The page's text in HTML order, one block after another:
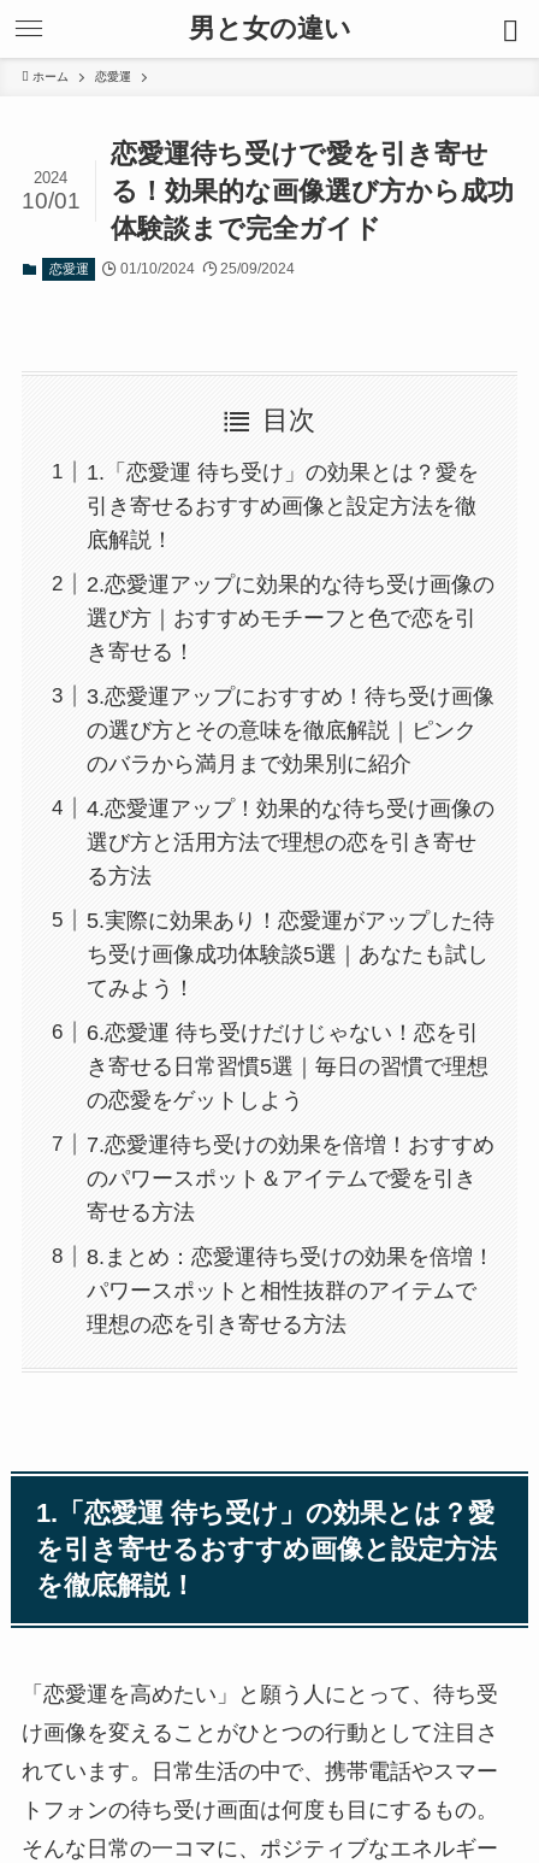
男と女の違い
ホーム 恋愛運
恋愛運待ち受けで愛を引き寄せ
る！効果的な画像選び方から成功
体験談まで完全ガイド
2024
10/01
恋愛運 01/10/2024 25/09/2024
目次
1.「恋愛運 待ち受け」の効果とは？愛を
引き寄せるおすすめ画像と設定方法を徹
底解説！
2.恋愛運アップに効果的な待ち受け画像の
選び方｜おすすめモチーフと色で恋を引
き寄せる！
3.恋愛運アップにおすすめ！待ち受け画像
の選び方とその意味を徹底解説｜ピンク
のバラから満月まで効果別に紹介
4.恋愛運アップ！効果的な待ち受け画像の
選び方と活用方法で理想の恋を引き寄せ
る方法
5.実際に効果あり！恋愛運がアップした待
ち受け画像成功体験談5選｜あなたも試し
てみよう！
6.恋愛運 待ち受けだけじゃない！恋を引
き寄せる日常習慣5選｜毎日の習慣で理想
の恋愛をゲットしよう
7.恋愛運待ち受けの効果を倍増！おすすめ
のパワースポット＆アイテムで愛を引き
寄せる方法
8.まとめ：恋愛運待ち受けの効果を倍増！
パワースポットと相性抜群のアイテムで
理想の恋を引き寄せる方法
1.「恋愛運 待ち受け」の効果とは？愛
を引き寄せるおすすめ画像と設定方法
を徹底解説！
「恋愛運を高めたい」と願う人にとって、待ち受
け画像を変えることがひとつの行動として注目さ
れています。日常生活の中で、携帯電話やスマー
トフォンの待ち受け画面は何度も目にするもの。
そんな日常の一コマに、ポジティブなエネルギー